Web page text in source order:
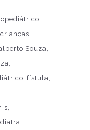
crianças
Souza
fístula